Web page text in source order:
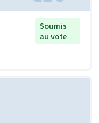
Soumis
au vote